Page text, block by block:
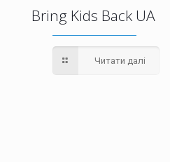
Bring Kids Back UA
Читати далі